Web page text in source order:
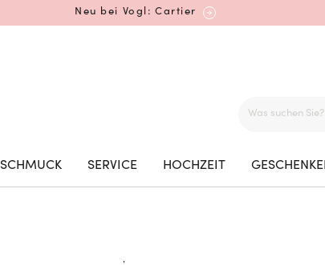
Neu bei Vogl: Cartier
Mehr erfahren: Ikonische Uhren von Cartier
SCHMUCK SERVICE HOCHZEIT